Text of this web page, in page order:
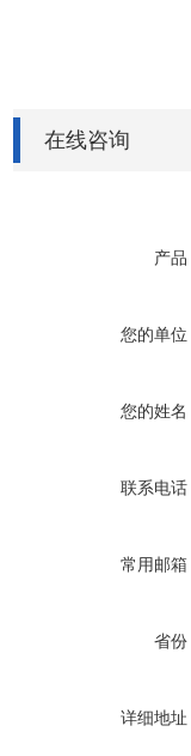
在线咨询
产品
您的单位
您的姓名
联系电话
常用邮箱
省份
详细地址